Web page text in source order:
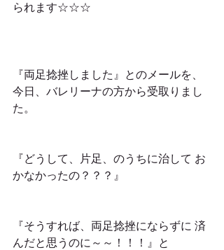
られます☆☆☆
『両足捻挫しました』とのメールを、
今日、バレリーナの方から受取りまし
た。
『どうして、片足、のうちに治して お
かなかったの？？？』
『そうすれば、両足捻挫にならずに 済
んだと思うのに～～！！！』と